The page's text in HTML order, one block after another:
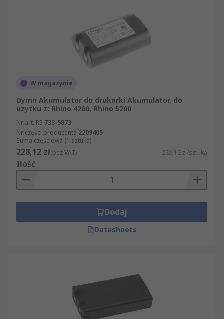
W magazynie
Dymo Akumulator do drukarki Akumulator, do
uzytku z: Rhino 4200, Rhino 5200
Nr art. RS 733-5873
Nr części producenta 2209405
Suma częściowa (1 sztuka)
228,12 zł(bez VAT) 228,12 zł/sztuka
Ilość
Dodaj
Datasheets